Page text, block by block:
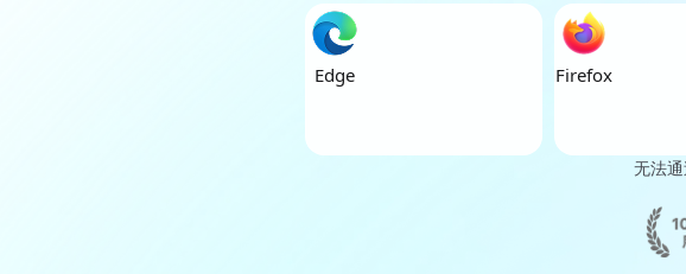
Edge Firefox
无法